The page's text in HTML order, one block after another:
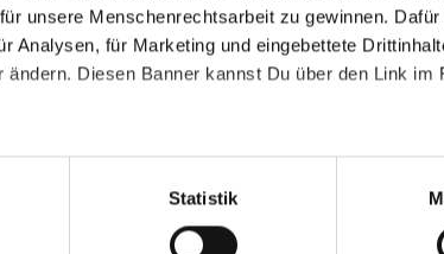
unsere Menschenrechtsarbeit zu gewinnen.
Analysen, für Marketing und eingebettete
Diesen Banner kannst Du über den Link im
Statistik
Drucken